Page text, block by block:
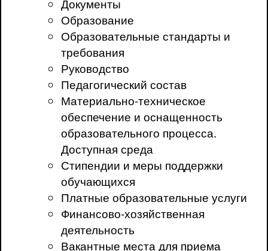
Образование
Образовательные стандарты и
требования
Руководство
Педагогический состав
Материально-техническое
обеспечение и оснащенность
образовательного процесса.
Доступная среда
Стипендии и меры поддержки
обучающихся
Платные образовательные услуги
Финансово-хозяйственная
деятельность
Вакантные места для приема